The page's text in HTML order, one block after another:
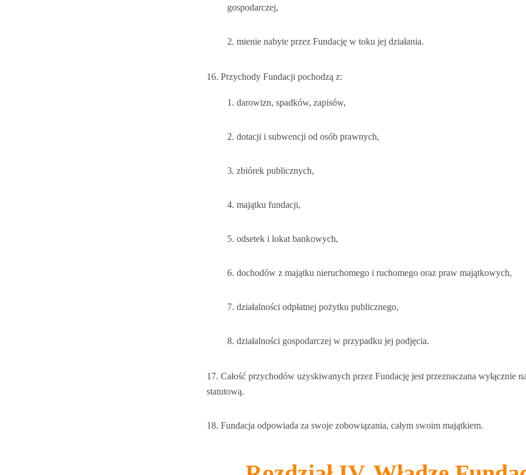
gospodarczej,
mienie nabyte przez Fundację w toku jej działania.
Przychody Fundacji pochodzą z:
darowizn, spadków, zapisów,
dotacji i subwencji od osób prawnych,
zbiórek publicznych,
majątku fundacji,
odsetek i lokat bankowych,
dochodów z majątku nieruchomego i ruchomego oraz praw majątkowych,
działalności odpłatnej pożytku publicznego,
działalności gospodarczej w przypadku jej podjęcia.
Całość przychodów uzyskiwanych przez Fundację jest przeznaczana wyłącznie
statutową.
Fundacja odpowiada za swoje zobowiązania, całym swoim majątkiem.